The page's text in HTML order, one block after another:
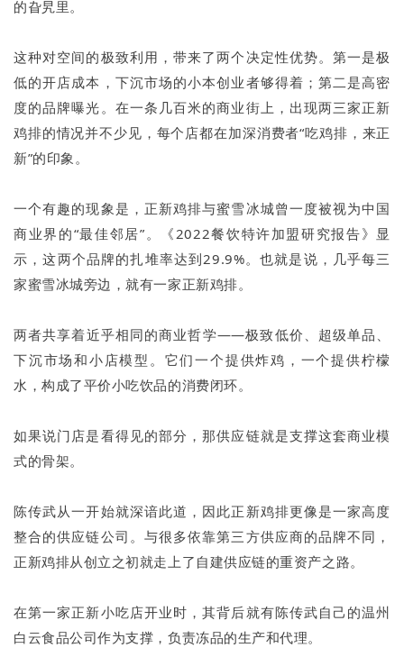
的旮旯里。
这种对空间的极致利用，带来了两个决定性优势。第一是极
低的开店成本，下沉市场的小本创业者够得着；第二是高密
度的品牌曝光。在一条几百米的商业街上，出现两三家正新
鸡排的情况并不少见，每个店都在加深消费者“吃鸡排，来正
新”的印象。
一个有趣的现象是，正新鸡排与蜜雪冰城曾一度被视为中国
商业界的“最佳邻居”。《2022餐饮特许加盟研究报告》显
示，这两个品牌的扎堆率达到29.9%。也就是说，几乎每三
家蜜雪冰城旁边，就有一家正新鸡排。
两者共享着近乎相同的商业哲学——极致低价、超级单品、
下沉市场和小店模型。它们一个提供炸鸡，一个提供柠檬
水，构成了平价小吃饮品的消费闭环。
如果说门店是看得见的部分，那供应链就是支撑这套商业模
式的骨架。
陈传武从一开始就深谙此道，因此正新鸡排更像是一家高度
整合的供应链公司。与很多依靠第三方供应商的品牌不同，
正新鸡排从创立之初就走上了自建供应链的重资产之路。
在第一家正新小吃店开业时，其背后就有陈传武自己的温州
白云食品公司作为支撑，负责冻品的生产和代理。